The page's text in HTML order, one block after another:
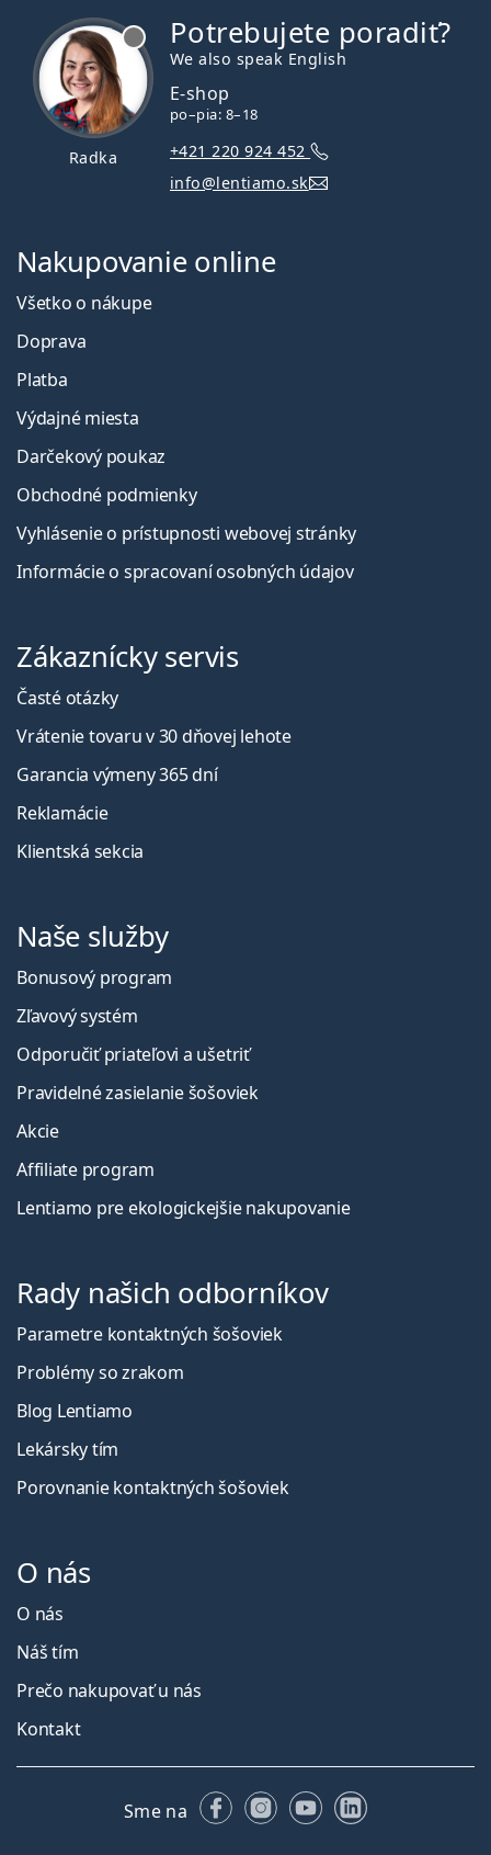
Radka
Potrebujete poradiť?
We also speak English
E-shop
po–pia: 8–18
+421 220 924 452
info@lentiamo.sk
Nakupovanie online
Všetko o nákupe
Doprava
Platba
Výdajné miesta
Darčekový poukaz
Obchodné podmienky
Vyhlásenie o prístupnosti webovej stránky
Informácie o spracovaní osobných údajov
Zákaznícky servis
Časté otázky
Vrátenie tovaru v 30 dňovej lehote
Garancia výmeny 365 dní
Reklamácie
Klientská sekcia
Naše služby
Bonusový program
Zľavový systém
Odporučiť priateľovi a ušetriť
Pravidelné zasielanie šošoviek
Akcie
Affiliate program
Lentiamo pre ekologickejšie nakupovanie
Rady našich odborníkov
Parametre kontaktných šošoviek
Problémy so zrakom
Blog Lentiamo
Lekársky tím
Porovnanie kontaktných šošoviek
O nás
O nás
Náš tím
Prečo nakupovať u nás
Kontakt
Sme na FacebookuInstagrame
YouTubeLinkedIn